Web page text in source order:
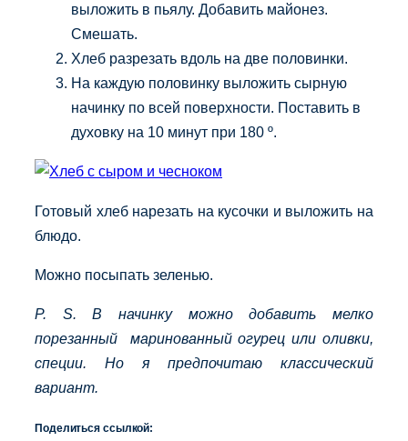
выложить в пьялу. Добавить майонез.
Смешать.
Хлеб разрезать вдоль на две половинки.
На каждую половинку выложить сырную
начинку по всей поверхности. Поставить в
духовку на 10 минут при 180 º.
Готовый хлеб нарезать на кусочки и выложить на
блюдо.
Можно посыпать зеленью.
P. S. В начинку можно добавить мелко
порезанный маринованный огурец или оливки,
специи. Но я предпочитаю классический
вариант.
Поделиться ссылкой: